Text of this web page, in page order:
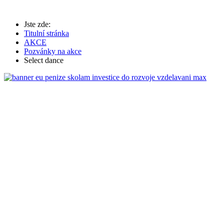
Jste zde:
Titulní stránka
AKCE
Pozvánky na akce
Select dance